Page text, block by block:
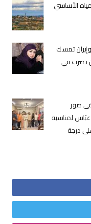
الأساسي
تمسك
يضرب في
في صور
عبّاس لمناسبة
درجة